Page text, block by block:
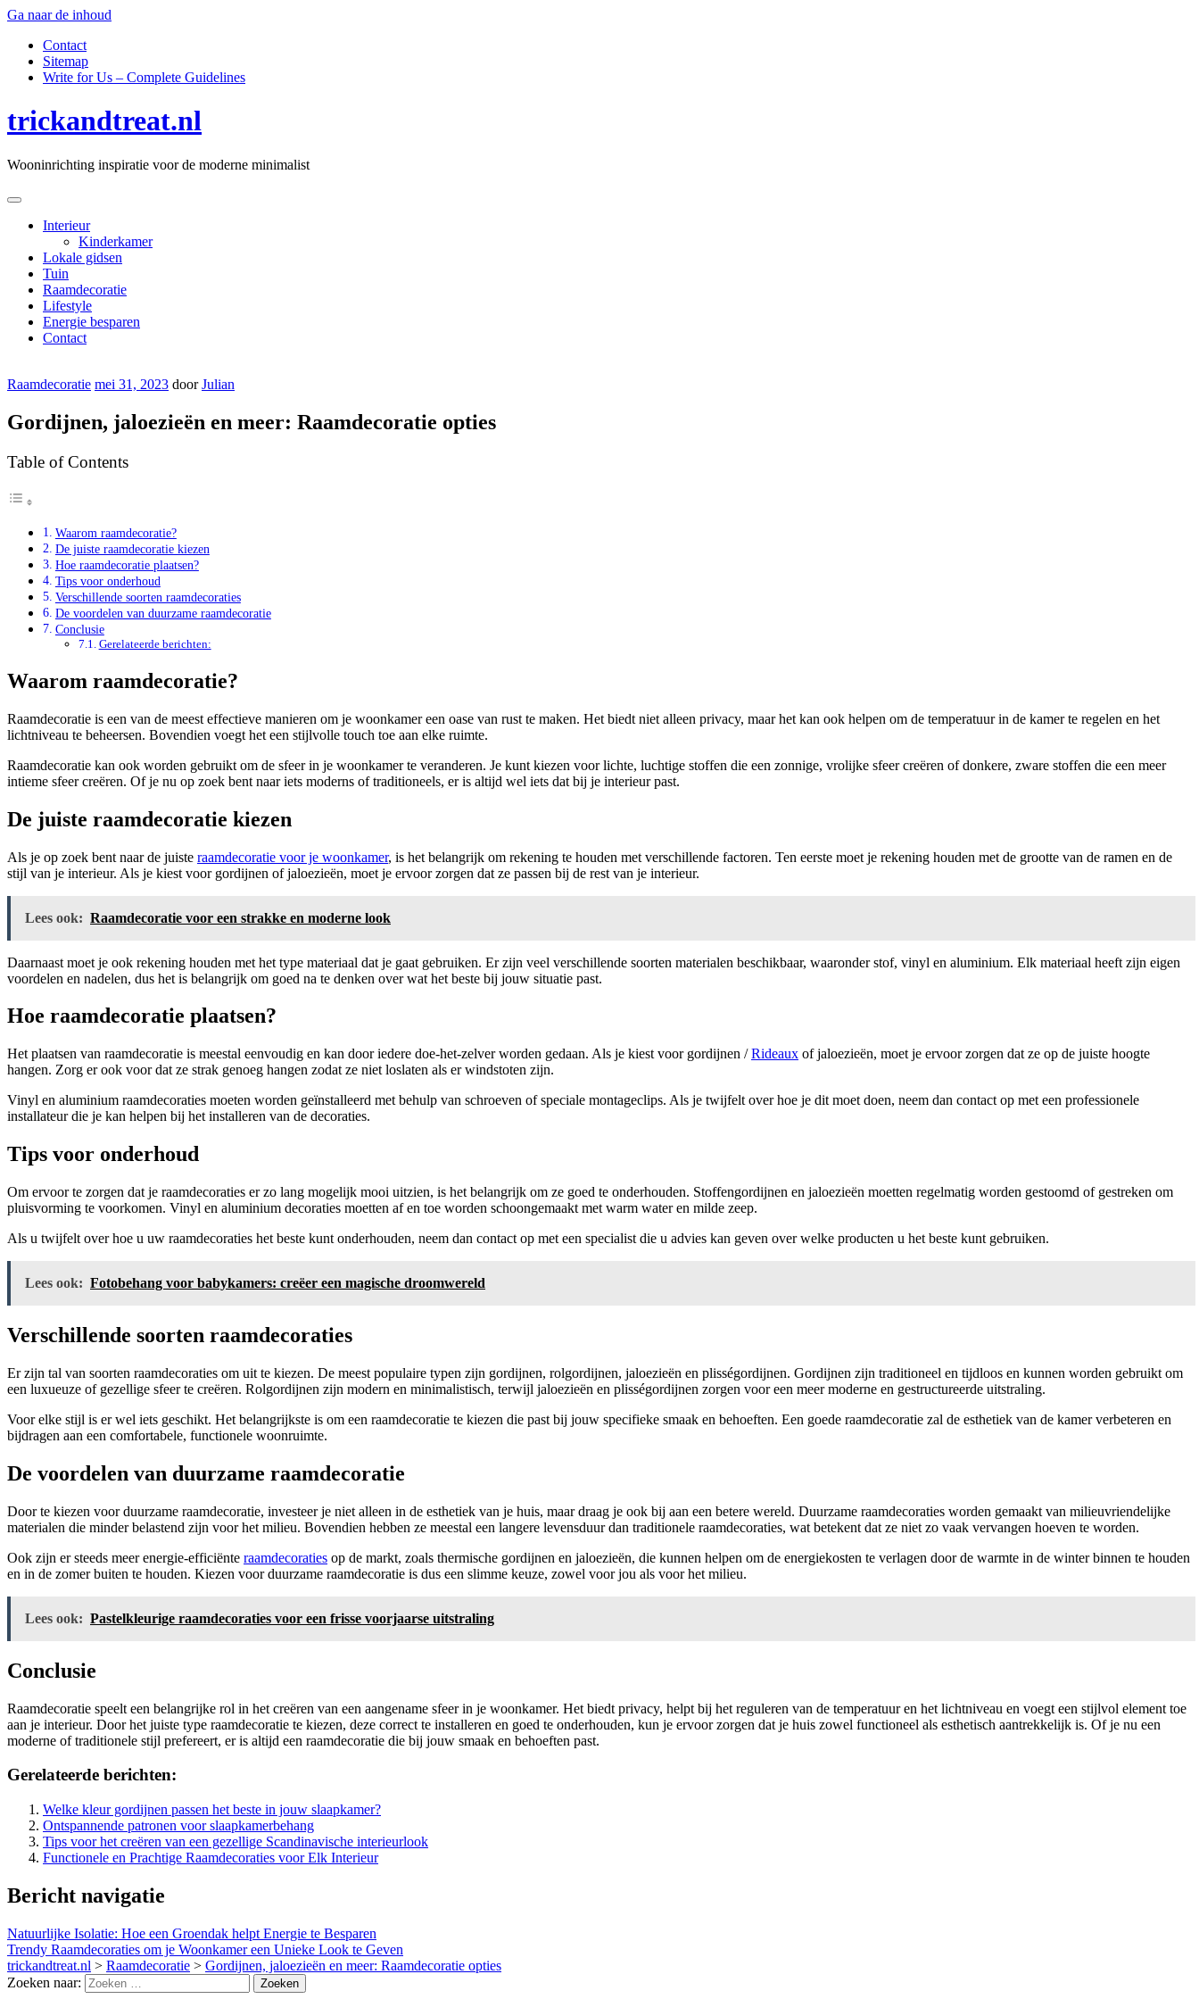
Ga naar de inhoud
Contact
Sitemap
Write for Us – Complete Guidelines
trickandtreat.nl
Wooninrichting inspiratie voor de moderne minimalist
Interieur
Kinderkamer
Lokale gidsen
Tuin
Raamdecoratie
Lifestyle
Energie besparen
Contact
Raamdecoratie mei 31, 2023 doorJulian
Gordijnen, jaloezieën en meer: Raamdecoratie opties
Table of Contents
Waarom raamdecoratie?
De juiste raamdecoratie kiezen
Hoe raamdecoratie plaatsen?
Tips voor onderhoud
Verschillende soorten raamdecoraties
De voordelen van duurzame raamdecoratie
Conclusie
Gerelateerde berichten:
Waarom raamdecoratie?
Raamdecoratie is een van de meest effectieve manieren om je woonkamer een oase van rust te maken. Het biedt niet alleen privacy, maar het kan ook helpen om de temperatuur in de kamer te regelen en het
lichtniveau te beheersen. Bovendien voegt het een stijlvolle touch toe aan elke ruimte.
Raamdecoratie kan ook worden gebruikt om de sfeer in je woonkamer te veranderen. Je kunt kiezen voor lichte, luchtige stoffen die een zonnige, vrolijke sfeer creëren of donkere, zware stoffen die een meer
intieme sfeer creëren. Of je nu op zoek bent naar iets moderns of traditioneels, er is altijd wel iets dat bij je interieur past.
De juiste raamdecoratie kiezen
Als je op zoek bent naar de juiste raamdecoratie voor je woonkamer, is het belangrijk om rekening te houden met verschillende factoren. Ten eerste moet je rekening houden met de grootte van de ramen en de
stijl van je interieur. Als je kiest voor gordijnen of jaloezieën, moet je ervoor zorgen dat ze passen bij de rest van je interieur.
Lees ook: Raamdecoratie voor een strakke en moderne look
Daarnaast moet je ook rekening houden met het type materiaal dat je gaat gebruiken. Er zijn veel verschillende soorten materialen beschikbaar, waaronder stof, vinyl en aluminium. Elk materiaal heeft zijn eigen
voordelen en nadelen, dus het is belangrijk om goed na te denken over wat het beste bij jouw situatie past.
Hoe raamdecoratie plaatsen?
Het plaatsen van raamdecoratie is meestal eenvoudig en kan door iedere doe-het-zelver worden gedaan. Als je kiest voor gordijnen /Rideaux of jaloezieën, moet je ervoor zorgen dat ze op de juiste hoogte
hangen. Zorg er ook voor dat ze strak genoeg hangen zodat ze niet loslaten als er windstoten zijn.
Vinyl en aluminium raamdecoraties moeten worden geïnstalleerd met behulp van schroeven of speciale montageclips. Als je twijfelt over hoe je dit moet doen, neem dan contact op met een professionele
installateur die je kan helpen bij het installeren van de decoraties.
Tips voor onderhoud
Om ervoor te zorgen dat je raamdecoraties er zo lang mogelijk mooi uitzien, is het belangrijk om ze goed te onderhouden. Stoffengordijnen en jaloezieën moetten regelmatig worden gestoomd of gestreken om
pluisvorming te voorkomen. Vinyl en aluminium decoraties moetten af en toe worden schoongemaakt met warm water en milde zeep.
Als u twijfelt over hoe u uw raamdecoraties het beste kunt onderhouden, neem dan contact op met een specialist die u advies kan geven over welke producten u het beste kunt gebruiken.
Lees ook: Fotobehang voor babykamers: creëer een magische droomwereld
Verschillende soorten raamdecoraties
Er zijn tal van soorten raamdecoraties om uit te kiezen. De meest populaire typen zijn gordijnen, rolgordijnen, jaloezieën en plisségordijnen. Gordijnen zijn traditioneel en tijdloos en kunnen worden gebruikt om
een luxueuze of gezellige sfeer te creëren. Rolgordijnen zijn modern en minimalistisch, terwijl jaloezieën en plisségordijnen zorgen voor een meer moderne en gestructureerde uitstraling.
Voor elke stijl is er wel iets geschikt. Het belangrijkste is om een raamdecoratie te kiezen die past bij jouw specifieke smaak en behoeften. Een goede raamdecoratie zal de esthetiek van de kamer verbeteren en
bijdragen aan een comfortabele, functionele woonruimte.
De voordelen van duurzame raamdecoratie
Door te kiezen voor duurzame raamdecoratie, investeer je niet alleen in de esthetiek van je huis, maar draag je ook bij aan een betere wereld. Duurzame raamdecoraties worden gemaakt van milieuvriendelijke
materialen die minder belastend zijn voor het milieu. Bovendien hebben ze meestal een langere levensduur dan traditionele raamdecoraties, wat betekent dat ze niet zo vaak vervangen hoeven te worden.
Ook zijn er steeds meer energie-efficiënte raamdecoraties op de markt, zoals thermische gordijnen en jaloezieën, die kunnen helpen om de energiekosten te verlagen door de warmte in de winter binnen te houden
en in de zomer buiten te houden. Kiezen voor duurzame raamdecoratie is dus een slimme keuze, zowel voor jou als voor het milieu.
Lees ook: Pastelkleurige raamdecoraties voor een frisse voorjaarse uitstraling
Conclusie
Raamdecoratie speelt een belangrijke rol in het creëren van een aangename sfeer in je woonkamer. Het biedt privacy, helpt bij het reguleren van de temperatuur en het lichtniveau en voegt een stijlvol element toe
aan je interieur. Door het juiste type raamdecoratie te kiezen, deze correct te installeren en goed te onderhouden, kun je ervoor zorgen dat je huis zowel functioneel als esthetisch aantrekkelijk is. Of je nu een
moderne of traditionele stijl prefereert, er is altijd een raamdecoratie die bij jouw smaak en behoeften past.
Gerelateerde berichten:
Welke kleur gordijnen passen het beste in jouw slaapkamer?
Ontspannende patronen voor slaapkamerbehang
Tips voor het creëren van een gezellige Scandinavische interieurlook
Functionele en Prachtige Raamdecoraties voor Elk Interieur
Bericht navigatie
Natuurlijke Isolatie: Hoe een Groendak helpt Energie te Besparen
Trendy Raamdecoraties om je Woonkamer een Unieke Look te Geven
trickandtreat.nl > Raamdecoratie > Gordijnen, jaloezieën en meer: Raamdecoratie opties
Zoeken naar: